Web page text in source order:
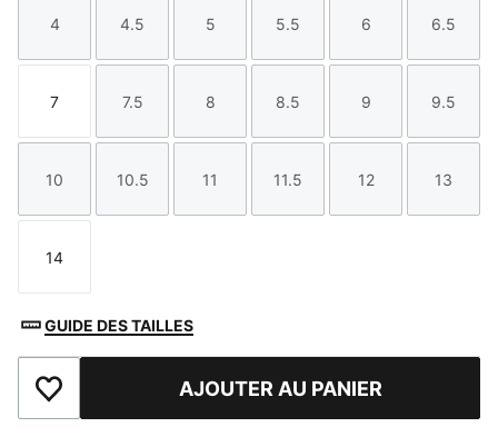
Taille
4
Taille
4.5
Taille
5
Taille
5.5
Taille
6
Taille
6.5
Taille
7
Taille
7.5
Taille
8
Taille
8.5
Taille
9
Taille
9.5
Taille
10
Taille
10.5
Taille
11
Taille
11.5
Taille
12
Taille
13
Taille
14
GUIDE DES TAILLES
Ajouter à la liste de souhaits
AJOUTER AU PANIER